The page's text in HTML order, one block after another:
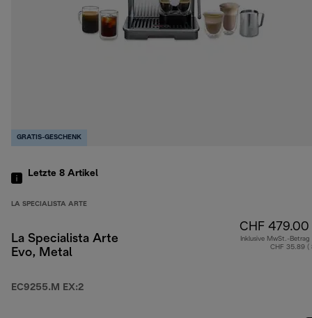
GRATIS-GESCHENK
Letzte 8 Artikel
LA SPECIALISTA ARTE
La Specialista Arte
Evo, Metal
EC9255.M EX:2
CHF 479.00
Inklusive MwSt.-Betrag
CHF 35.89 (